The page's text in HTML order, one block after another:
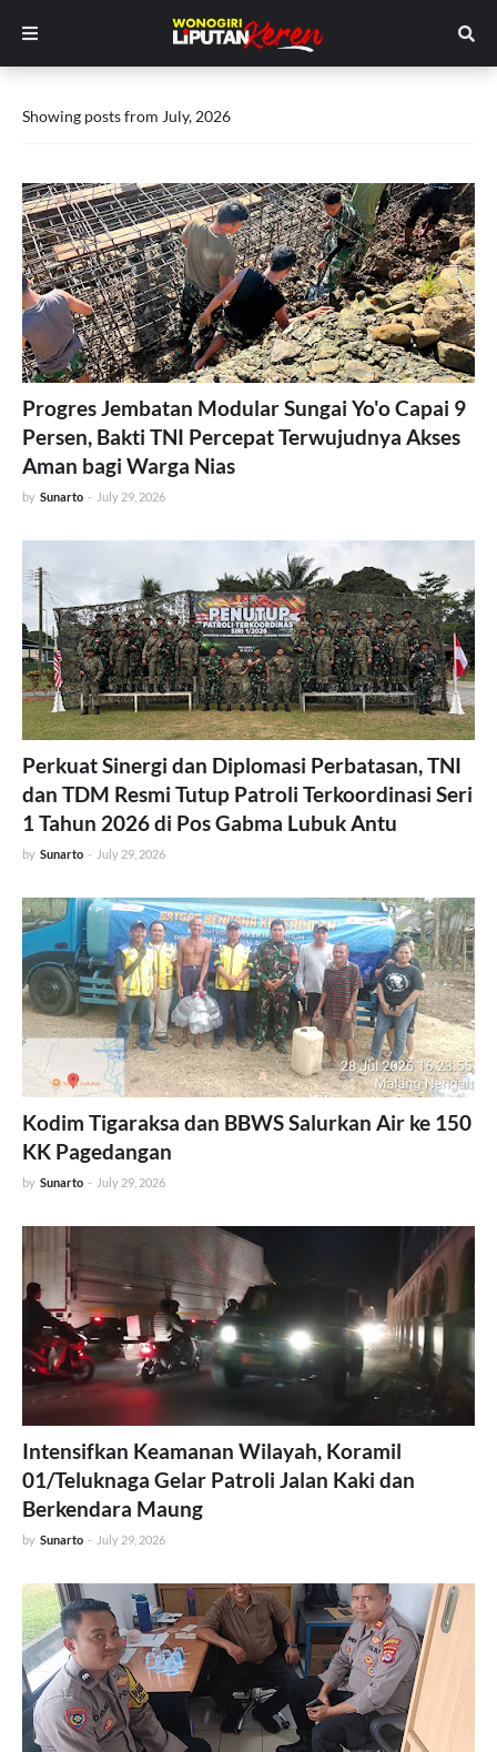
Showing posts from July, 2026
Progres Jembatan Modular Sungai Yo'o Capai 9
Persen, Bakti TNI Percepat Terwujudnya Akses
Aman bagi Warga Nias
by Sunarto - July 29, 2026
Perkuat Sinergi dan Diplomasi Perbatasan, TNI
dan TDM Resmi Tutup Patroli Terkoordinasi Seri
1 Tahun 2026 di Pos Gabma Lubuk Antu
by Sunarto - July 29, 2026
Kodim Tigaraksa dan BBWS Salurkan Air ke 150
KK Pagedangan ‎
by Sunarto - July 29, 2026
Intensifkan Keamanan Wilayah, Koramil
01/Teluknaga Gelar Patroli Jalan Kaki dan
Berkendara Maung
by Sunarto - July 29, 2026